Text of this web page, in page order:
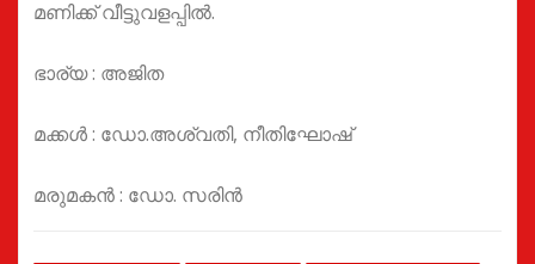
മണിക്ക് വീട്ടുവളപ്പിൽ.
ഭാര്യ : അജിത
മക്കൾ : ഡോ.അശ്വതി, നീതിഘോഷ്
മരുമകൻ : ഡോ. സരിൻ